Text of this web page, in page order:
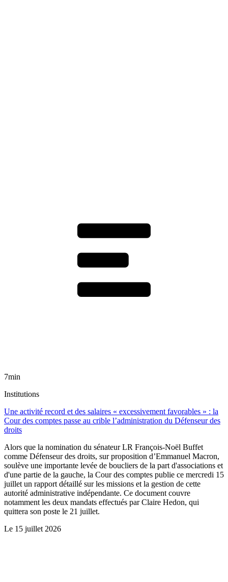
7min
Institutions
Une activité record et des salaires « excessivement favorables » : la
Cour des comptes passe au crible l’administration du Défenseur des
droits
Alors que la nomination du sénateur LR François-Noël Buffet
comme Défenseur des droits, sur proposition d’Emmanuel Macron,
soulève une importante levée de boucliers de la part d'associations et
d'une partie de la gauche, la Cour des comptes publie ce mercredi 15
juillet un rapport détaillé sur les missions et la gestion de cette
autorité administrative indépendante. Ce document couvre
notamment les deux mandats effectués par Claire Hedon, qui
quittera son poste le 21 juillet.
Le 15 juillet 2026